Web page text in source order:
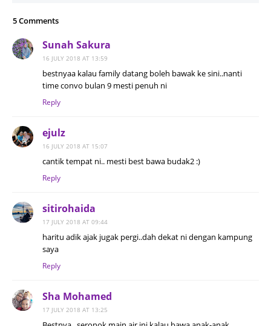
5 Comments
Sunah Sakura
16 JULY 2018 AT 13:59
bestnyaa kalau family datang boleh bawak ke sini..nanti
time convo bulan 9 mesti penuh ni
Reply
ejulz
16 JULY 2018 AT 15:07
cantik tempat ni.. mesti best bawa budak2 :)
Reply
sitirohaida
17 JULY 2018 AT 09:44
haritu adik ajak jugak pergi..dah dekat ni dengan kampung
saya
Reply
Sha Mohamed
17 JULY 2018 AT 13:25